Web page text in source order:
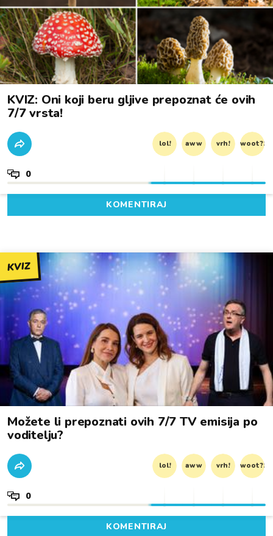
KVIZ: Oni koji beru gljive prepoznat će ovih
7/7 vrsta!
lol! aww vrh! woot?!
0
KOMENTIRAJ
KVIZ
Možete li prepoznati ovih 7/7 TV emisija po
voditelju?
lol! aww vrh! woot?!
0
KOMENTIRAJ